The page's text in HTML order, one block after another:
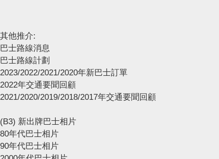
其他推介:
巴士路線消息
巴士路線計劃
2023/2022/2021/2020年新巴士訂單
2022年交通要聞回顧
2021/2020/2019/2018/2017年交通要聞回顧
(B3) 新出牌巴士相片
80年代巴士相片
90年代巴士相片